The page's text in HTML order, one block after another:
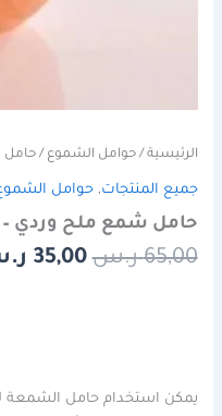
الرئيسية /حوامل الشموع / حامل
جميع المنتجات,حوامل
حامل شمع ملح وردي –
65,00 ر.س 35,00
يمكن استخدام حامل الشمعة